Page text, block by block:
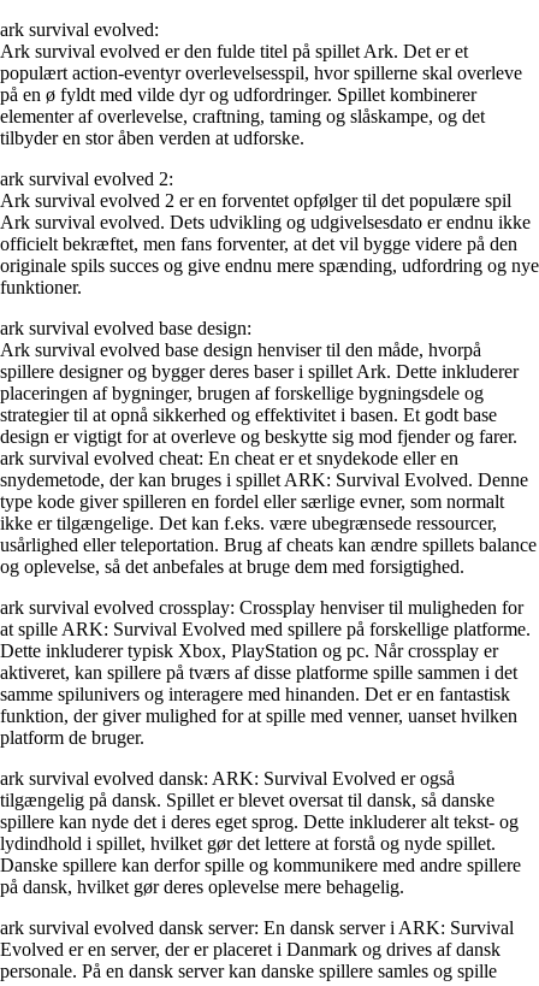
ark survival evolved:
Ark survival evolved er den fulde titel på spillet Ark. Det er et
populært action-eventyr overlevelsesspil, hvor spillerne skal overleve
på en ø fyldt med vilde dyr og udfordringer. Spillet kombinerer
elementer af overlevelse, craftning, taming og slåskampe, og det
tilbyder en stor åben verden at udforske.
ark survival evolved 2:
Ark survival evolved 2 er en forventet opfølger til det populære spil
Ark survival evolved. Dets udvikling og udgivelsesdato er endnu ikke
officielt bekræftet, men fans forventer, at det vil bygge videre på den
originale spils succes og give endnu mere spænding, udfordring og nye
funktioner.
ark survival evolved base design:
Ark survival evolved base design henviser til den måde, hvorpå
spillere designer og bygger deres baser i spillet Ark. Dette inkluderer
placeringen af bygninger, brugen af forskellige bygningsdele og
strategier til at opnå sikkerhed og effektivitet i basen. Et godt base
design er vigtigt for at overleve og beskytte sig mod fjender og farer.
ark survival evolved cheat: En cheat er et snydekode eller en
snydemetode, der kan bruges i spillet ARK: Survival Evolved. Denne
type kode giver spilleren en fordel eller særlige evner, som normalt
ikke er tilgængelige. Det kan f.eks. være ubegrænsede ressourcer,
usårlighed eller teleportation. Brug af cheats kan ændre spillets balance
og oplevelse, så det anbefales at bruge dem med forsigtighed.
ark survival evolved crossplay: Crossplay henviser til muligheden for
at spille ARK: Survival Evolved med spillere på forskellige platforme.
Dette inkluderer typisk Xbox, PlayStation og pc. Når crossplay er
aktiveret, kan spillere på tværs af disse platforme spille sammen i det
samme spilunivers og interagere med hinanden. Det er en fantastisk
funktion, der giver mulighed for at spille med venner, uanset hvilken
platform de bruger.
ark survival evolved dansk: ARK: Survival Evolved er også
tilgængelig på dansk. Spillet er blevet oversat til dansk, så danske
spillere kan nyde det i deres eget sprog. Dette inkluderer alt tekst- og
lydindhold i spillet, hvilket gør det lettere at forstå og nyde spillet.
Danske spillere kan derfor spille og kommunikere med andre spillere
på dansk, hvilket gør deres oplevelse mere behagelig.
ark survival evolved dansk server: En dansk server i ARK: Survival
Evolved er en server, der er placeret i Danmark og drives af dansk
personale. På en dansk server kan danske spillere samles og spille